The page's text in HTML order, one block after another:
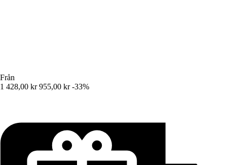
Från
1 428,00 kr 955,00 kr -33%